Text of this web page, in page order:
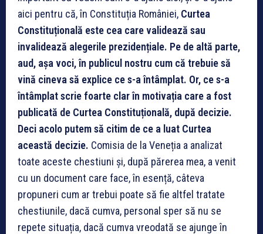
aici pentru că, în Constituția României, Curtea
Constituțională este cea care validează sau
invalidează alegerile prezidențiale. Pe de altă parte,
aud, așa voci, în publicul nostru cum că trebuie să
vină cineva să explice ce s-a întâmplat. Or, ce s-a
întâmplat scrie foarte clar în motivația care a fost
publicată de Curtea Constituțională, după decizie.
Deci acolo putem să citim de ce a luat Curtea
această decizie. Comisia de la Veneția a analizat
toate aceste chestiuni și, după părerea mea, a venit
cu un document care face, în esență, câteva
propuneri cum ar trebui poate să fie altfel tratate
chestiunile, dacă cumva, personal sper să nu se
repete situația, dacă cumva vreodată se ajunge în